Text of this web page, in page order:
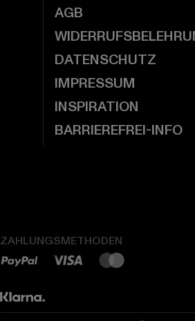
AGB
DATENSCHUTZ
IMPRESSUM
INSPIRATION
BARRIEREFREI-INFO
ZAHLUNGSMETHODEN